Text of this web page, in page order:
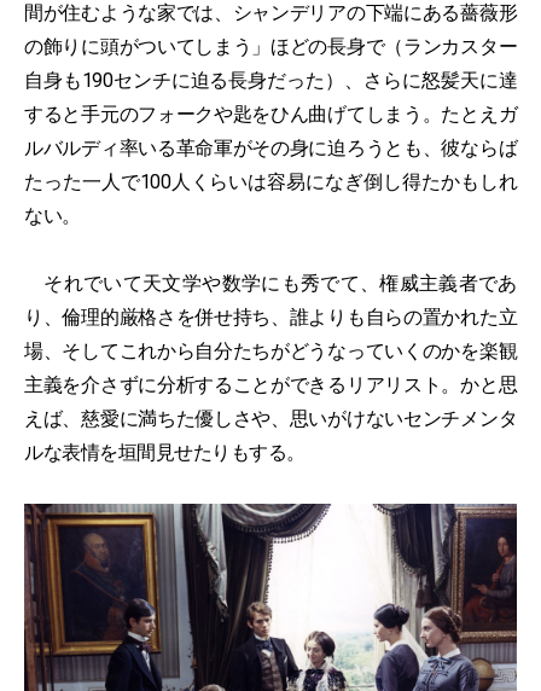
間が住むような家では、シャンデリアの下端にある薔薇形
の飾りに頭がついてしまう」ほどの長身で（ランカスター
自身も190センチに迫る長身だった）、さらに怒髪天に達
すると手元のフォークや匙をひん曲げてしまう。たとえガ
ルバルディ率いる革命軍がその身に迫ろうとも、彼ならば
たった一人で100人くらいは容易になぎ倒し得たかもしれ
ない。
それでいて天文学や数学にも秀でて、権威主義者であ
り、倫理的厳格さを併せ持ち、誰よりも自らの置かれた立
場、そしてこれから自分たちがどうなっていくのかを楽観
主義を介さずに分析することができるリアリスト。かと思
えば、慈愛に満ちた優しさや、思いがけないセンチメンタ
ルな表情を垣間見せたりもする。